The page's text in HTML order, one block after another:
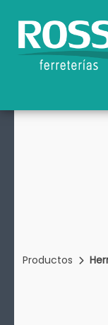
Productos